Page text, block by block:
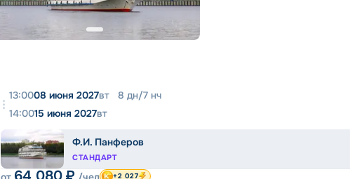
13:0008 июня 2027вт 8 дн/7 нч
14:0015 июня 2027вт
Ф.И. Панферов
СТАНДАРТ
+2 027